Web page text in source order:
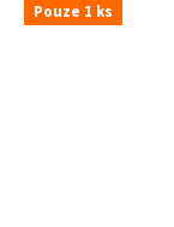
Pouze 1 ks